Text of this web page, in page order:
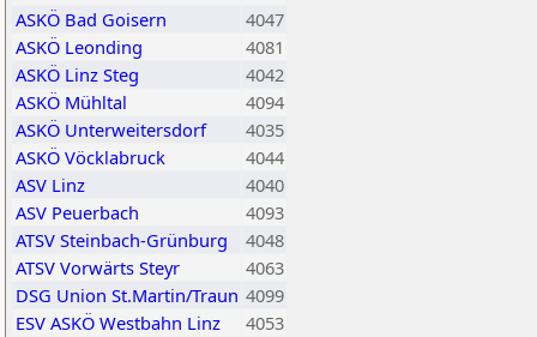
ASKÖ Bad Goisern
4047
ASKÖ Leonding
4081
ASKÖ Linz Steg
4042
ASKÖ Mühltal
4094
ASKÖ Unterweitersdorf
4035
ASKÖ Vöcklabruck
4044
ASV Linz
4040
ASV Peuerbach
4093
ATSV Steinbach-Grünburg
4048
ATSV Vorwärts Steyr
4063
DSG Union St.Martin/Traun 4099
ESV ASKÖ Westbahn Linz
4053